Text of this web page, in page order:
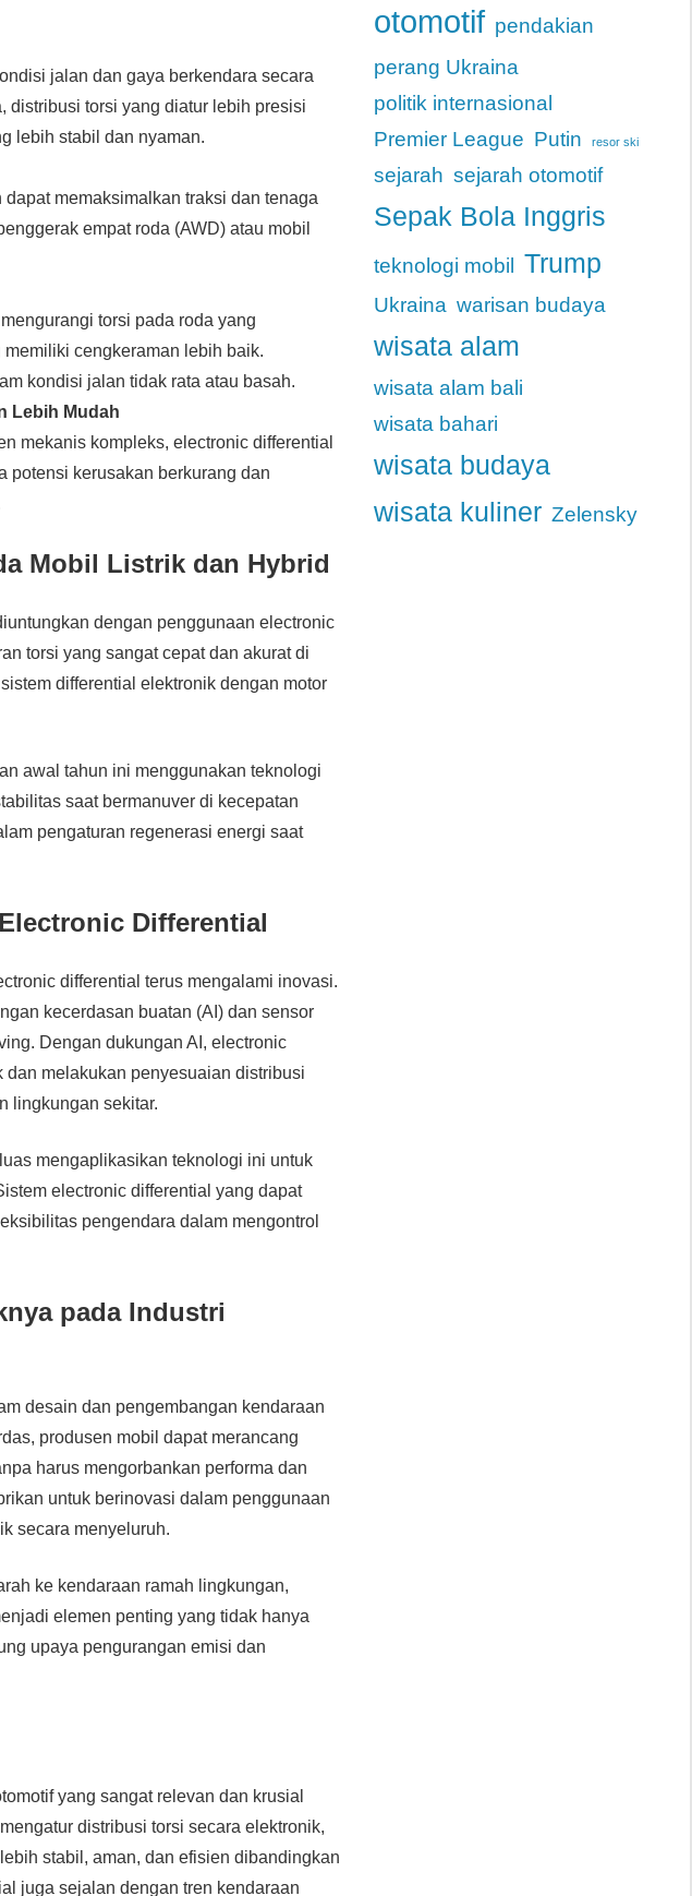
jalan dan gaya berkendara secara
distribusi torsi yang diatur lebih presisi
lebih stabil dan nyaman.
memaksimalkan traksi dan tenaga
empat roda (AWD) atau mobil
torsi pada roda yang
cengkeraman lebih baik.
kondisi jalan tidak rata atau basah.
Lebih Mudah
mekanis kompleks, electronic differential
potensi kerusakan berkurang dan
Mobil Listrik dan Hybrid
dengan penggunaan electronic
torsi yang sangat cepat dan akurat di
differential elektronik dengan motor
awal tahun ini menggunakan teknologi
saat bermanuver di kecepatan
pengaturan regenerasi energi saat
Differential
differential terus mengalami inovasi.
kecerdasan buatan (AI) dan sensor
Dengan dukungan AI, electronic
melakukan penyesuaian distribusi
lingkungan sekitar.
mengaplikasikan teknologi ini untuk
electronic differential yang dapat
pengendara dalam mengontrol
pada Industri
desain dan pengembangan kendaraan
produsen mobil dapat merancang
harus mengorbankan performa dan
untuk berinovasi dalam penggunaan
secara menyeluruh.
ke kendaraan ramah lingkungan,
elemen penting yang tidak hanya
upaya pengurangan emisi dan
yang sangat relevan dan krusial
distribusi torsi secara elektronik,
stabil, aman, dan efisien dibandingkan
juga sejalan dengan tren kendaraan
otomotif pendakian
perang Ukraina
politik internasional
Premier League Putin resor ski
sejarah sejarah otomotif
Sepak Bola Inggris
teknologi mobil Trump
Ukraina warisan budaya
wisata alam
wisata alam bali
wisata bahari
wisata budaya
wisata kuliner Zelensky